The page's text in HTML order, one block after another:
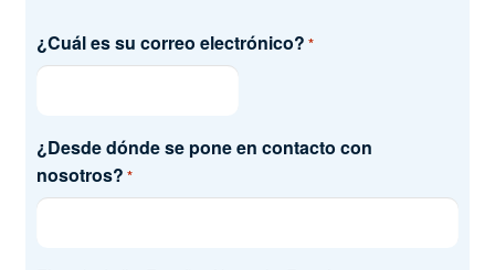
¿Cuál es su correo electrónico? *
¿Desde dónde se pone en contacto con
nosotros? *